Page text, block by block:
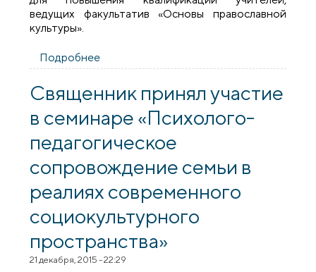
ведущих факультатив «Основы православной
культуры».
Подробнее
провел лекцию для учителей,
православной культуры»
Священник принял участие
в семинаре «Психолого-
педагогическое
сопровождение семьи в
реалиях современного
социокультурного
пространства»
21 декабря, 2015 - 22:29